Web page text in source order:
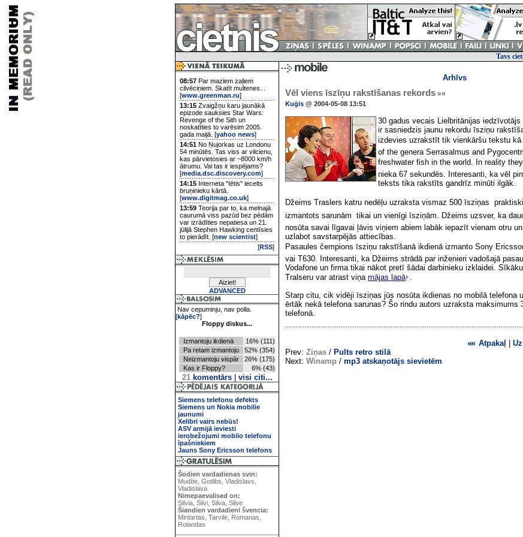
Tavs
08:57 Par maziem zaļiem
cilvēciņiem. Skatīt multenes...
[www.greenman.ru]
13:15 Zvaigžņu karu jaunākā
epizode sauksies Star Wars:
Revenge of the Sith un
noskatīties to varēsim 2005.
gada maijā. [yahoo news]
14:51 No Ņujorkas uz Londonu
54 minūtēs. Tas viss ar vilcienu,
kas pārvietosies ar ~8000 km/h
ātrumu. Vai tas ir iespējams?
[media.dsc.discovery.com]
14:15 Interneta "tētis" iecelts
bruņinieku kārtā.
[www.digitmag.co.uk]
13:59 Teorija par to, ka melnajā
caurumā viss pazūd bez pēdām
var izrādīties nepatiesa un 21.
jūlijā Stephen Hawking centīsies
to pierādīt. [new scientist]
[RSS]
ADVANCED
Nav cepuminju, nav polla.
[kāpēc?]
Floppy diskus...
Izmantoju ikdienā
16% (111)
Pa retam izmantoju
52% (354)
Neizmantoju vispār
26% (175)
Kas ir Floppy?
6% (43)
21komentārs| visi citi...
Siemens telefonu defekts
Siemens un Nokia mobilie
jaunumi
Xelibri vairs nebūs!
ASV armijā ieviesti
ierobežojumi mobilo telefonu
īpašniekiem
Jauns Sony Ericsson telefons
Šodien vardadienas svin:
Mudīte, Gotlibs, Vladislavs,
Vladislava
Nimepaevalised on:
Silvia, Silvi, Silva, Silve
Šiandien vardadieni švencia:
Mintartas, Tarvilė, Romanas,
Rolandas
Arhīvs
Vēl viens īszīņu rakstīšanas rekords »»
Kuģis @ 2004-05-08 13:51
30 gadus vecais Lielbritānijas
ir sasniedzis jaunu rekordu īsziņu
izdevies uzrakstīt tik vienkāršu tekstu kā
of the genera Serrasalmus and
freshwater fish in the world. In reality
nieka 67 sekundēs. Interesanti, ka vēl
teksts tika rakstīts gandrīz minūti ilgāk.
Džeims Traslers katru nedēļu uzraksta vismaz 500 īsziņas 
izmantots sarunām  tikai un vienīgi īsziņām. Džeims uzsver, ka
nosūta savai līgavai ļāvis viņiem abiem labāk iepazīt vienam otru
uzlabot savstarpējās attiecības.
Pasaules čempions īsziņu rakstīšanā ikdienā izmanto Sony
vai T630. Interesanti, ka Džeims strādā par inženieri vadošajā
Vodafone un firma tikai nākot pretī šādai darbinieku izklaidei.
Tralseru var atrast viņa mājas lapā .
Starp citu, cik vidēji īsziņas jūs nosūta ikdienas no mobilā telefona
ērtāk nekā telefona sarunas? Šo rindu autors uzraksta maksimums
telefonā.
Atpakaļ
Prev: Ziņas / Pults retro stilā
Next: Winamp / mp3 atskaņotājs sievietēm